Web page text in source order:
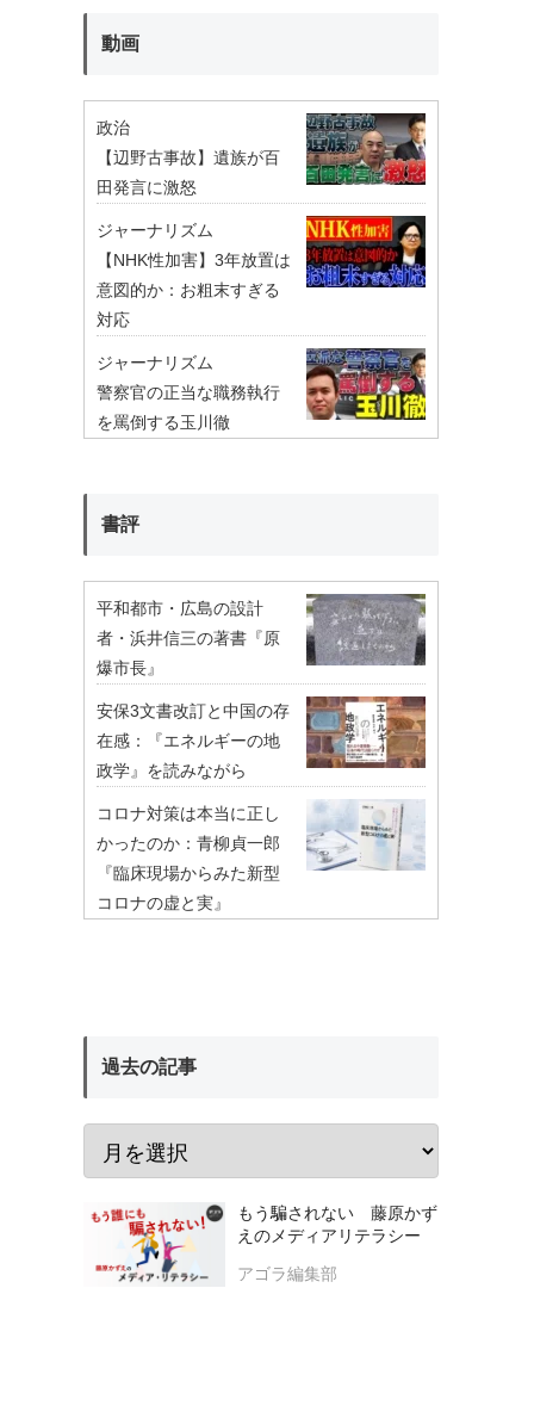
動画
政治
【辺野古事故】遺族が百
田発言に激怒
ジャーナリズム
【NHK性加害】3年放置は
意図的か：お粗末すぎる
対応
ジャーナリズム
警察官の正当な職務執行
を罵倒する玉川徹
書評
平和都市・広島の設計
者・浜井信三の著書『原
爆市長』
安保3文書改訂と中国の存
在感：『エネルギーの地
政学』を読みながら
コロナ対策は本当に正し
かったのか：青柳貞一郎
『臨床現場からみた新型
コロナの虚と実』
過去の記事
もう騙されない 藤原かず
えのメディアリテラシー
アゴラ編集部